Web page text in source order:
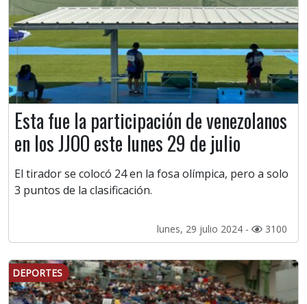
Esta fue la participación de venezolanos
en los JJOO este lunes 29 de julio
El tirador se colocó 24 en la fosa olímpica, pero a solo
3 puntos de la clasificación.
lunes, 29 julio 2024 - 3100
DEPORTES